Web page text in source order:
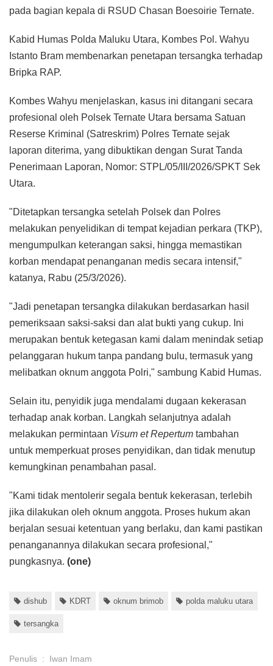
pada bagian kepala di RSUD Chasan Boesoirie Ternate.
Kabid Humas Polda Maluku Utara, Kombes Pol. Wahyu
Istanto Bram membenarkan penetapan tersangka terhadap
Bripka RAP.
Kombes Wahyu menjelaskan, kasus ini ditangani secara
profesional oleh Polsek Ternate Utara bersama Satuan
Reserse Kriminal (Satreskrim) Polres Ternate sejak
laporan diterima, yang dibuktikan dengan Surat Tanda
Penerimaan Laporan, Nomor: STPL/05/III/2026/SPKT Sek
Utara.
"Ditetapkan tersangka setelah Polsek dan Polres
melakukan penyelidikan di tempat kejadian perkara (TKP),
mengumpulkan keterangan saksi, hingga memastikan
korban mendapat penanganan medis secara intensif,"
katanya, Rabu (25/3/2026).
"Jadi penetapan tersangka dilakukan berdasarkan hasil
pemeriksaan saksi-saksi dan alat bukti yang cukup. Ini
merupakan bentuk ketegasan kami dalam menindak setiap
pelanggaran hukum tanpa pandang bulu, termasuk yang
melibatkan oknum anggota Polri," sambung Kabid Humas.
Selain itu, penyidik juga mendalami dugaan kekerasan
terhadap anak korban. Langkah selanjutnya adalah
melakukan permintaan Visum et Repertum tambahan
untuk memperkuat proses penyidikan, dan tidak menutup
kemungkinan penambahan pasal.
"Kami tidak mentolerir segala bentuk kekerasan, terlebih
jika dilakukan oleh oknum anggota. Proses hukum akan
berjalan sesuai ketentuan yang berlaku, dan kami pastikan
penanganannya dilakukan secara profesional,"
pungkasnya. (one)
dishub KDRT oknum brimob polda maluku utara
tersangka
Penulis :
Iwan Imam